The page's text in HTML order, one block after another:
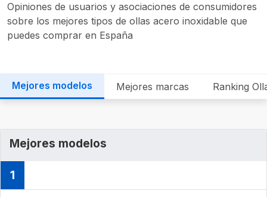
Opiniones de usuarios y asociaciones de consumidores
sobre los mejores tipos de ollas acero inoxidable que
puedes comprar en España
Mejores modelos Mejores marcas Ranking
Mejores modelos
1